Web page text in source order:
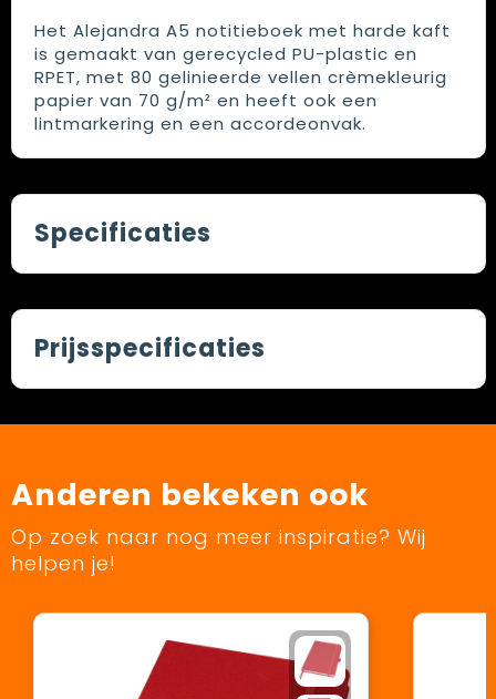
Het Alejandra A5 notitieboek met harde kaft
is gemaakt van gerecycled PU-plastic en
RPET, met 80 gelinieerde vellen crèmekleurig
papier van 70 g/m² en heeft ook een
lintmarkering en een accordeonvak.
Specificaties
Prijsspecificaties
Anderen bekeken ook
Op zoek naar nog meer inspiratie? Wij
helpen je!